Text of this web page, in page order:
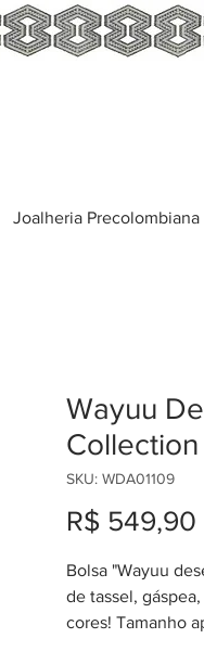
Joalheria Precolombiana
Wayuu
Collection
SKU: WDA01109
R$ 549,90
Bolsa "Wayuu
de tassel,
cores! Tamanho